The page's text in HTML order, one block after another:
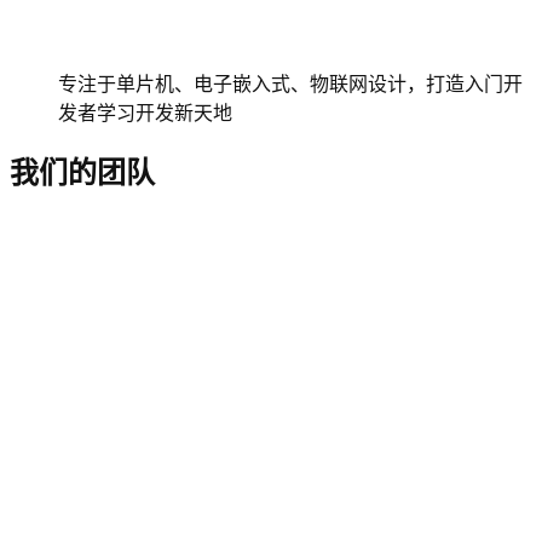
专注于单片机、电子嵌入式、物联网设计，打造入门开
发者学习开发新天地
我们的团队